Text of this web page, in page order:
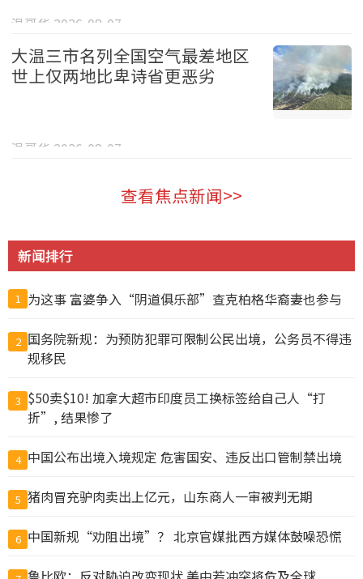
温哥华 2026-08-07
大温三市名列全国空气最差地区
世上仅两地比卑诗省更恶劣
温哥华 2026-08-07
查看焦点新闻>>
新闻排行
1 为这事 富婆争入“阴道俱乐部”查克柏格华裔妻也参与
2 国务院新规：为预防犯罪可限制公民出境，公务员不得违
规移民
3 $50卖$10! 加拿大超市印度员工换标签给自己人“打
折”, 结果惨了
4 中国公布出境入境规定 危害国安、违反出口管制禁出境
5 猪肉冒充驴肉卖出上亿元，山东商人一审被判无期
6 中国新规“劝阻出境”？ 北京官媒批西方媒体鼓噪恐慌